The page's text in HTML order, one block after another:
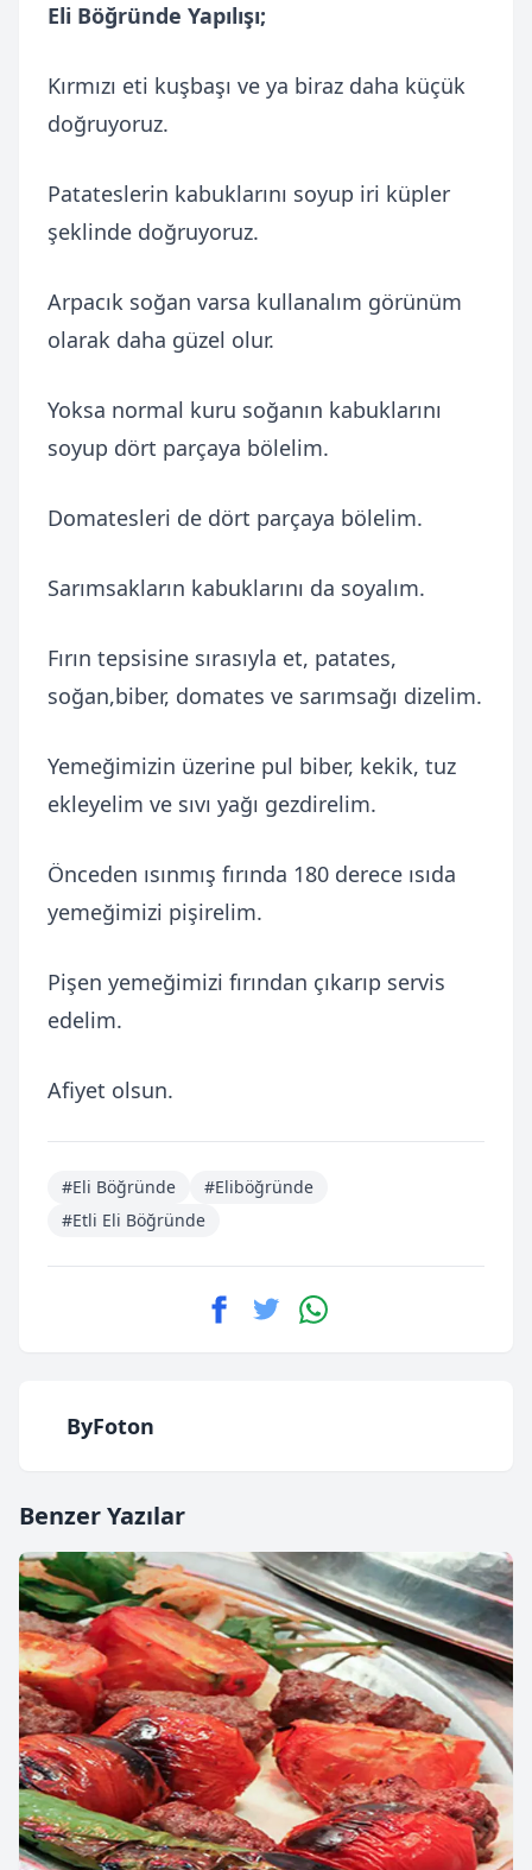
Eli Böğründe Yapılışı;
Kırmızı eti kuşbaşı ve ya biraz daha küçük
doğruyoruz.
Patateslerin kabuklarını soyup iri küpler
şeklinde doğruyoruz.
Arpacık soğan varsa kullanalım görünüm
olarak daha güzel olur.
Yoksa normal kuru soğanın kabuklarını
soyup dört parçaya bölelim.
Domatesleri de dört parçaya bölelim.
Sarımsakların kabuklarını da soyalım.
Fırın tepsisine sırasıyla et, patates,
soğan,biber, domates ve sarımsağı dizelim.
Yemeğimizin üzerine pul biber, kekik, tuz
ekleyelim ve sıvı yağı gezdirelim.
Önceden ısınmış fırında 180 derece ısıda
yemeğimizi pişirelim.
Pişen yemeğimizi fırından çıkarıp servis
edelim.
Afiyet olsun.
#Eli Böğründe
#Eliböğründe
#Etli Eli Böğründe
ByFoton
Benzer Yazılar